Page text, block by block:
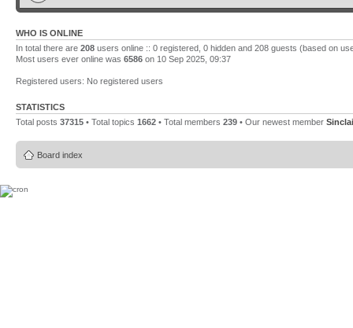
WHO IS ONLINE
In total there are 208 users online :: 0 registered, 0 hidden and 208 guests (based on
Most users ever online was 6586 on 10 Sep 2025, 09:37
Registered users: No registered users
STATISTICS
Total posts 37315 • Total topics 1662 • Total members 239 • Our newest member
Board index